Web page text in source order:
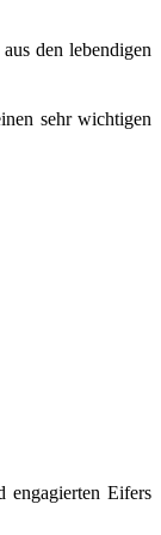
den lebendigen
sehr wichtigen
engagierten Eifers